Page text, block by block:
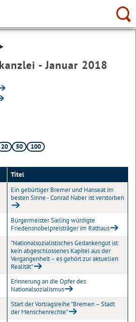
- Januar 2018
20 50 100
Titel
Ein gebürtiger Bremer und Hanseat im
besten Sinne - Conrad Naber ist verstorben
Bürgermeister Sieling würdigte
Friedensnobelpreisträger im Rathaus
"Nationalsozialistisches Gedankengut ist
kein abgeschlossenes Kapitel aus der
Vergangenheit – es gehört zur aktuellen
Realität"
Erinnerung an die Opfer des
Nationalsozialismus
Start der Vortragsreihe "Bremen – Stadt
der Menschenrechte"